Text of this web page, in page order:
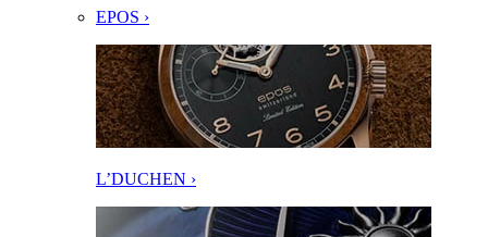
EPOS ›
L’DUCHEN ›